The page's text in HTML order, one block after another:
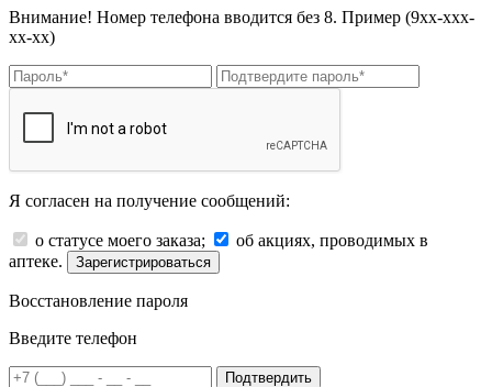
Внимание! Номер телефона вводится без 8. Пример (9хх-ххх-
хх-хх)
Я согласен на получение сообщений:
о статусе моего заказа;
об акциях, проводимых в
аптеке.
Зарегистрироваться
Восстановление пароля
Введите телефон
Подтвердить